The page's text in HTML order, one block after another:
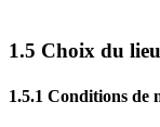
1.5 Choix du
1.5.1 Conditions de